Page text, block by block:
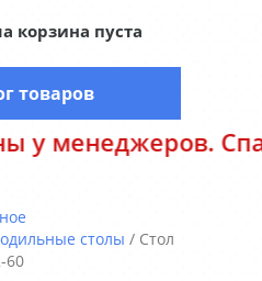
корзина пуста
Спасибо за
товаров
столы / Стол
60